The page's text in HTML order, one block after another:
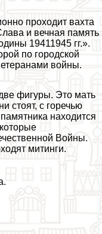
проходит вахта
и вечная память
19411945 гг.».
по городской
войны.
фигуры. Это мать
стоят, с горечью
находится
Войны.
митинги.